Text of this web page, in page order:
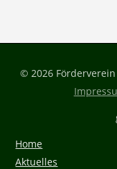
© 2026
Home
Aktuelles